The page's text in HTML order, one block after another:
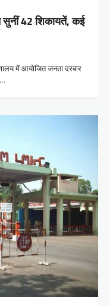
42 शिकायतें, कई
में आयोजित जनता दरबार